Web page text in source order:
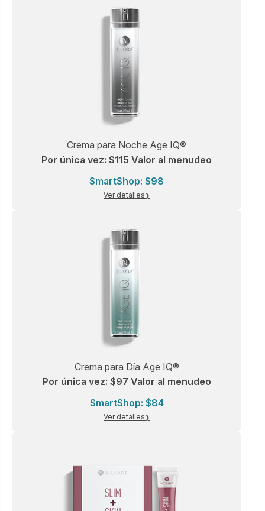
Crema para Noche Age IQ®
Por única vez: $115 Valor al menudeo
SmartShop: $98
Ver detalles
Crema para Día Age IQ®
Por única vez: $97 Valor al menudeo
SmartShop: $84
Ver detalles